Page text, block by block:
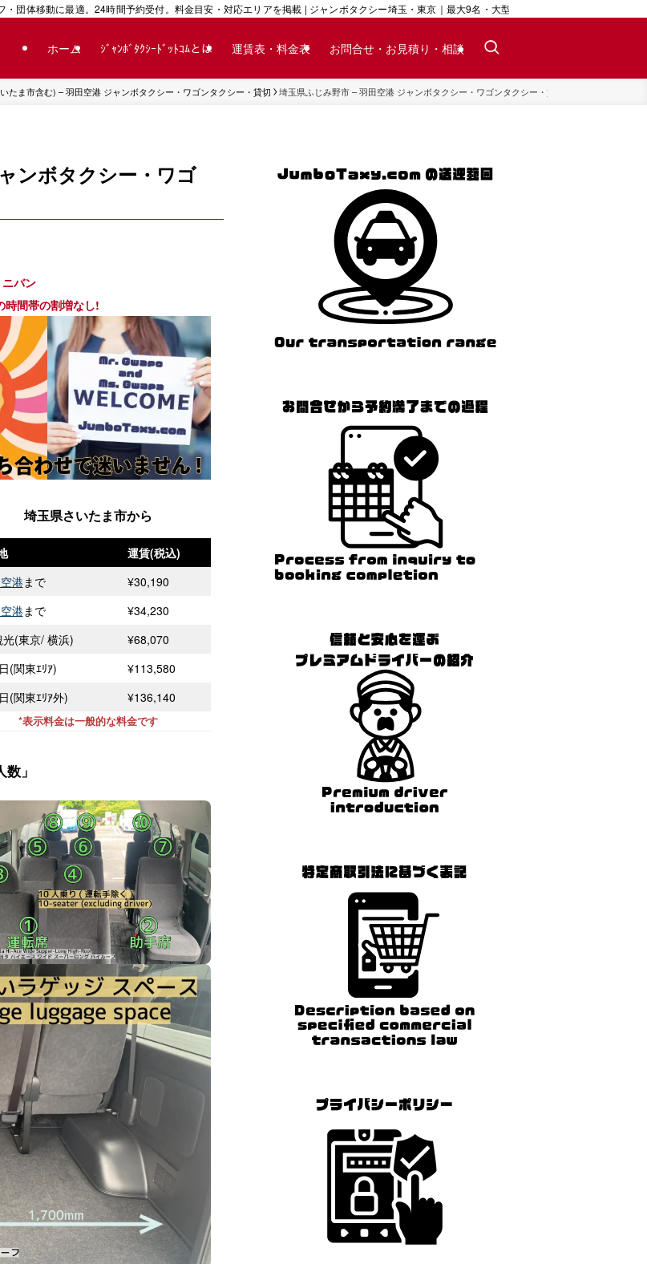
団体移動に最適。24時間予約受付。料金目安・対応エリアを掲載 | ジャンボタクシー埼玉・東京｜最大9名・大型荷物対応｜24時間予約可
ホーム ｼﾞｬﾝﾎﾞﾀｸｼｰﾄﾞｯﾄｺﾑとは 運賃表・料金表 お問合せ・お見積り・相談
たま市含む) – 羽田空港 ジャンボタクシー・ワゴンタクシー・貸切 埼玉県ふじみ野市 – 羽田空港 ジャンボタクシー・ワゴンタクシー・貸切
ンボタクシー・ワゴ
バン
時間帯の割増なし!
埼玉県さいたま市から
運賃(税込)
港まで
¥30,190
港まで
¥34,230
光(東京/ 横浜)
¥68,070
(関東ｴﾘｱ)
¥113,580
(関東ｴﾘｱ外)
¥136,140
*表示料金は一般的な料金です
」